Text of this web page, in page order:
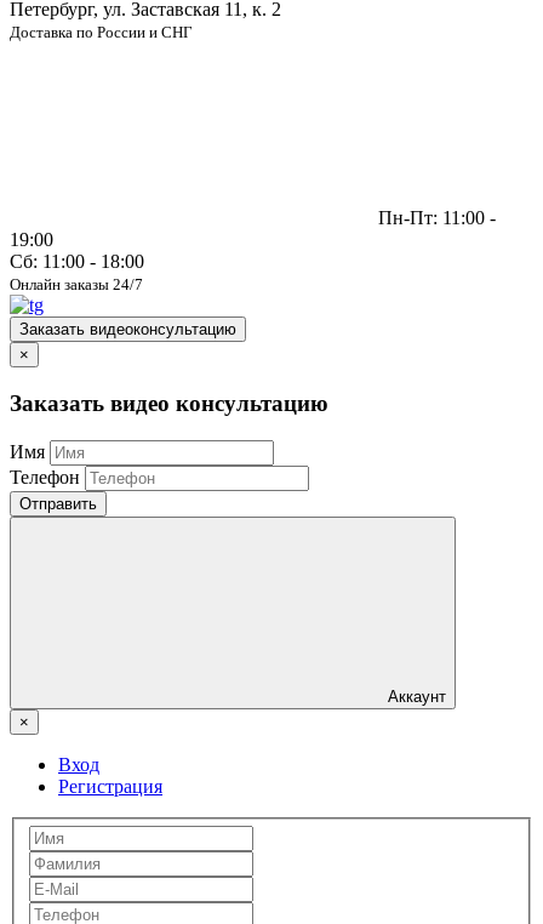
Петербург, ул. Заставская 11, к. 2
Доставка по России и СНГ
Пн-Пт: 11:00 -
19:00
Сб: 11:00 - 18:00
Онлайн заказы 24/7
Заказать видеоконсультацию
×
Заказать видео консультацию
Имя
Телефон
Отправить
Аккаунт
×
Вход
Регистрация